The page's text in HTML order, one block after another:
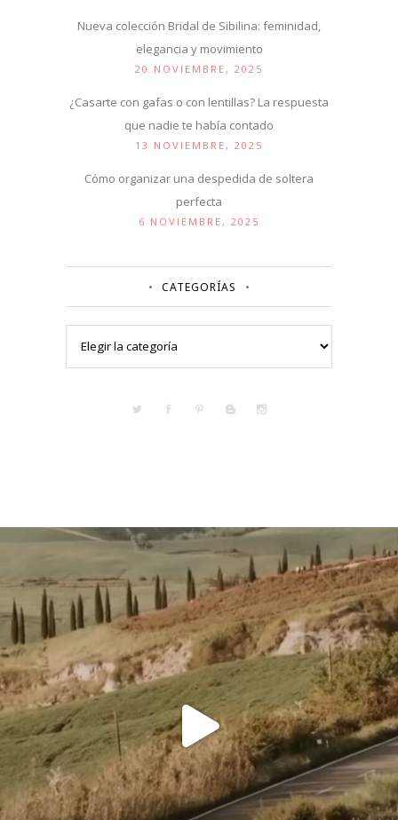
Nueva colección Bridal de Sibilina: feminidad,
elegancia y movimiento
20 NOVIEMBRE, 2025
¿Casarte con gafas o con lentillas? La respuesta
que nadie te había contado
13 NOVIEMBRE, 2025
Cómo organizar una despedida de soltera
perfecta
6 NOVIEMBRE, 2025
CATEGORÍAS